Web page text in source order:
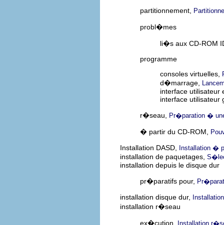
partitionnement,
probl�mes
li�s aux CD-ROM
programme
consoles virtuelles,
d�marrage,
interface utilisateur
interface utilisateur
r�seau,
Pr�paration �
� partir du CD-ROM,
Installation DASD, Installation �
installation de paquetages,
installation depuis le disque dur
pr�paratifs pour,
installation disque dur,
installation r�seau
ex�cution, Installation